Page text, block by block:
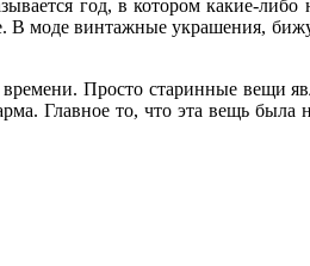
год, в котором какие-либо
моде винтажные украшения,
Просто старинные вещи
Главное то, что эта вещь была